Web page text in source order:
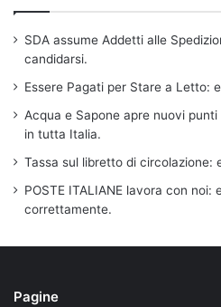
SDA assume Addetti alle
candidarsi.
Essere Pagati per Stare a Letto:
Acqua e Sapone apre nuovi
in tutta Italia.
Tassa sul libretto di circolazione:
POSTE ITALIANE lavora con
correttamente.
Pagine